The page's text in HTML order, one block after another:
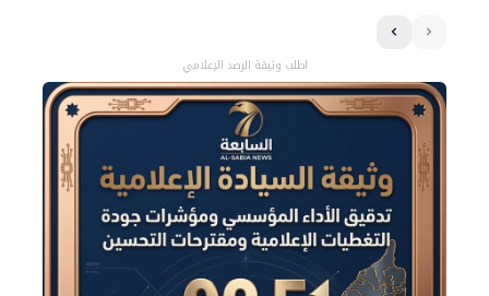
اطلب وثيقة الرصد الإعلامي